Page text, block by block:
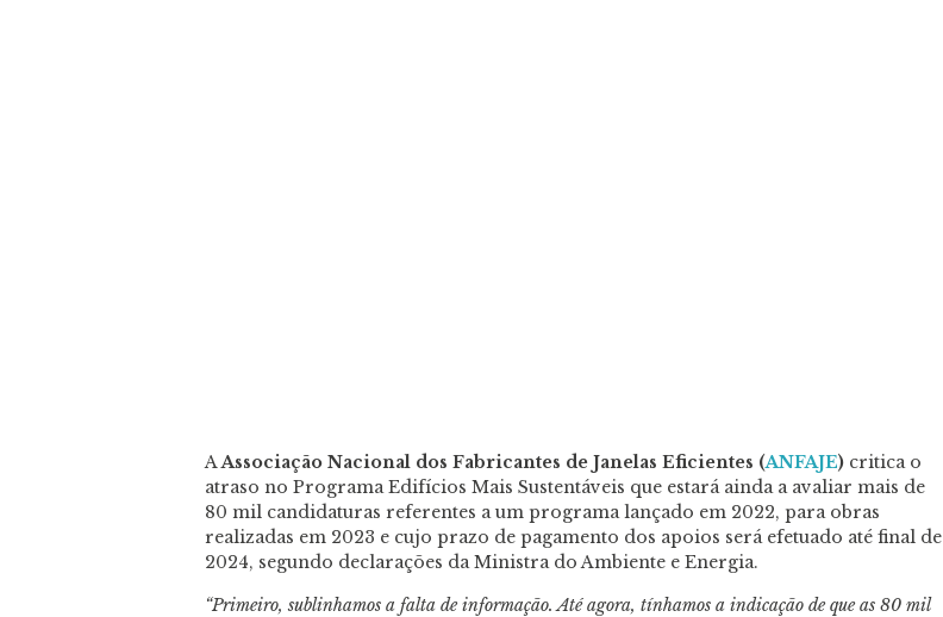
AAssociação Nacional dos Fabricantes de Janelas Eficientes (ANFAJE) critica o
atraso no Programa Edifícios Mais Sustentáveis que estará ainda a avaliar mais de
80 mil candidaturas referentes a um programa lançado em 2022, para obras
realizadas em 2023 e cujo prazo de pagamento dos apoios será efetuado até final de
2024, segundo declarações da Ministra do Ambiente e Energia.
“Primeiro, sublinhamos a falta de informação. Até agora, tínhamos a indicação de que as 80 mil